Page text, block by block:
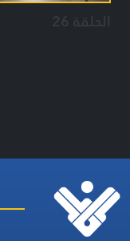
الحلقة 26